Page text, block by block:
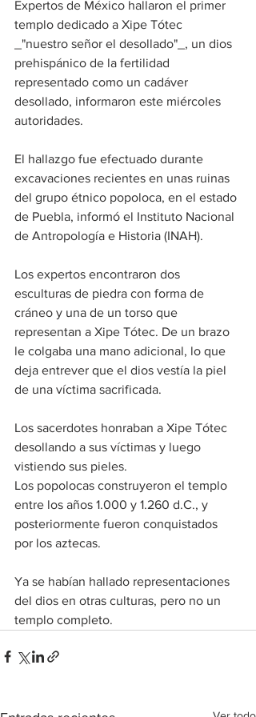
Expertos de México hallaron el primer
templo dedicado a Xipe Tótec
_"nuestro señor el desollado"_, un dios
prehispánico de la fertilidad
representado como un cadáver
desollado, informaron este miércoles
autoridades.
El hallazgo fue efectuado durante
excavaciones recientes en unas ruinas
del grupo étnico popoloca, en el estado
de Puebla, informó el Instituto Nacional
de Antropología e Historia (INAH).
Los expertos encontraron dos
esculturas de piedra con forma de
cráneo y una de un torso que
representan a Xipe Tótec. De un brazo
le colgaba una mano adicional, lo que
deja entrever que el dios vestía la piel
de una víctima sacrificada.
Los sacerdotes honraban a Xipe Tótec
desollando a sus víctimas y luego
vistiendo sus pieles.
Los popolocas construyeron el templo
entre los años 1.000 y 1.260 d.C., y
posteriormente fueron conquistados
por los aztecas.
Ya se habían hallado representaciones
del dios en otras culturas, pero no un
templo completo.